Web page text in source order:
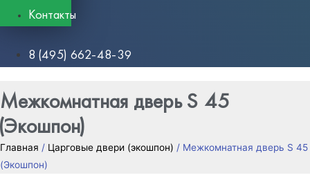
Контакты
8 (495) 662-48-39
Межкомнатная дверь S 45
(Экошпон)
Главная / Царговые двери (экошпон) / Межкомнатная дверь S 45
(Экошпон)